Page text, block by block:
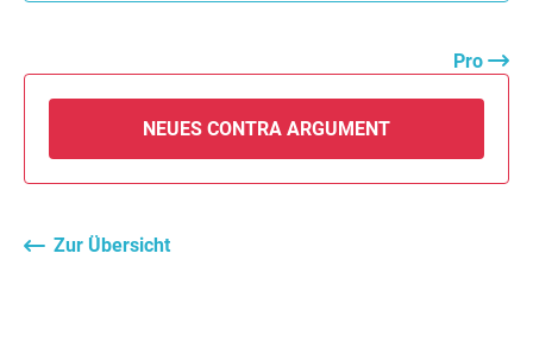
Pro
NEUES CONTRA ARGUMENT
Zur Übersicht